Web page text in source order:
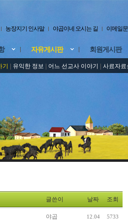
농장지기 인사말 야곱이네 오시는 길 이메일
자유게시판 회원게시판
유익한 정보 어느 선교사 이야기 사료자료
글쓴이 날짜 조회
야곱 12.04 5733